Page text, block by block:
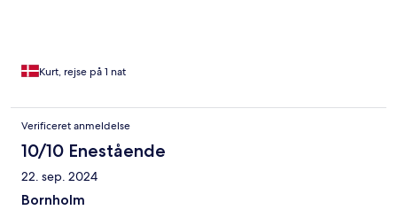
Kurt, rejse på 1 nat
Verificeret anmeldelse
10/10 Enestående
22. sep. 2024
Bornholm